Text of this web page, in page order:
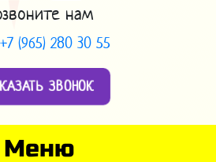
нам
+7 (965) 280 30 55
ЗВОНОК
Меню